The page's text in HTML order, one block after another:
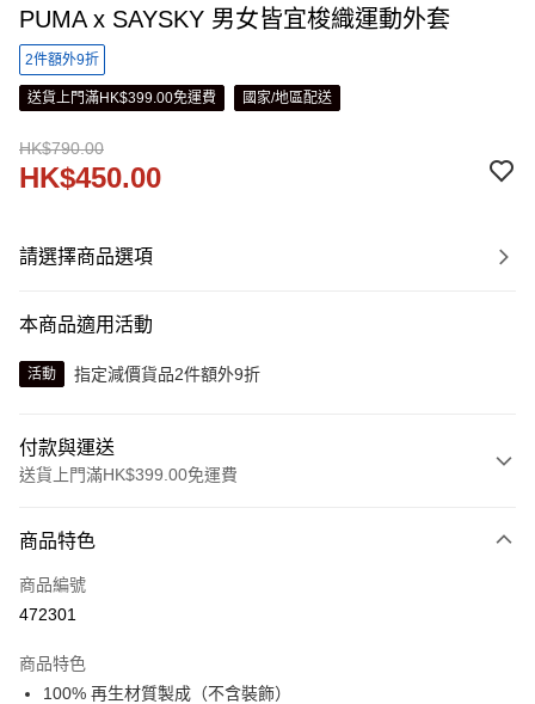
PUMA x SAYSKY 男女皆宜梭織運動外套
2件額外9折
送貨上門滿HK$399.00免運費 國家/地區配送
HK$790.00
HK$450.00
請選擇商品選項
本商品適用活動
活動 指定減價貨品2件額外9折
付款與運送
送貨上門滿HK$399.00免運費
信用卡
線上付款
Alipay, PayMe, WeChat Pay, UnionPay, FPS
送貨方式
商品特色
商品編號
472301
商品特色
100% 再生材質製成（不含裝飾）